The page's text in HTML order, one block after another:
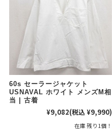
Search by Brand ブラン
チャンピオン
カーハート
アディダス
60s セーラージャケット
USNAVAL ホワイト メンズM相
当 | 古着
¥9,082(税込 ¥9,990)
在庫 残り1個！